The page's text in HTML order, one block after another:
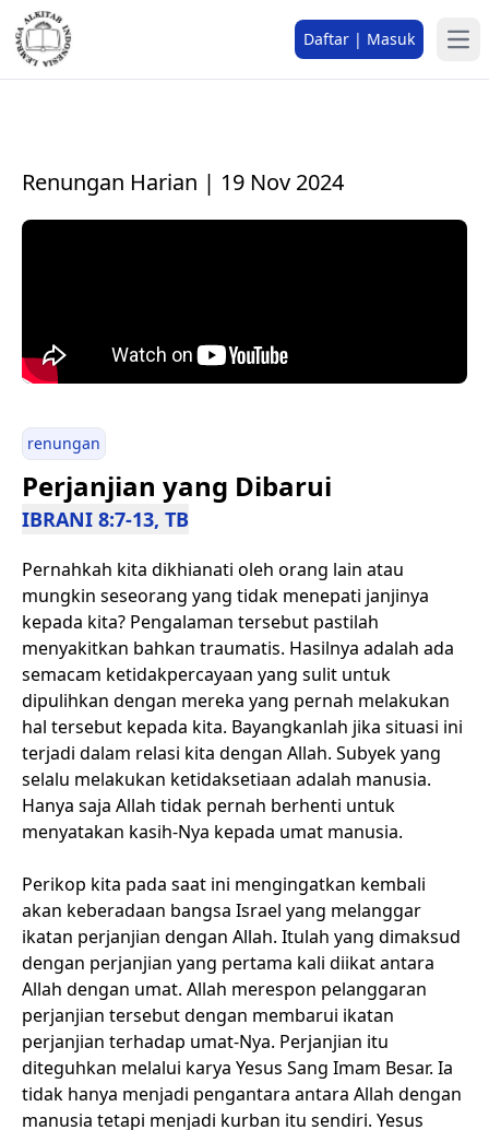
Daftar | Masuk
Renungan Harian | 19 Nov 2024
renungan
Perjanjian yang Dibarui
IBRANI 8:7-13, TB
Pernahkah kita dikhianati oleh orang lain atau
mungkin seseorang yang tidak menepati janjinya
kepada kita? Pengalaman tersebut pastilah
menyakitkan bahkan traumatis. Hasilnya adalah ada
semacam ketidakpercayaan yang sulit untuk
dipulihkan dengan mereka yang pernah melakukan
hal tersebut kepada kita. Bayangkanlah jika situasi ini
terjadi dalam relasi kita dengan Allah. Subyek yang
selalu melakukan ketidaksetiaan adalah manusia.
Hanya saja Allah tidak pernah berhenti untuk
menyatakan kasih-Nya kepada umat manusia.
Perikop kita pada saat ini mengingatkan kembali
akan keberadaan bangsa Israel yang melanggar
ikatan perjanjian dengan Allah. Itulah yang dimaksud
dengan perjanjian yang pertama kali diikat antara
Allah dengan umat. Allah merespon pelanggaran
perjanjian tersebut dengan membarui ikatan
perjanjian terhadap umat-Nya. Perjanjian itu
diteguhkan melalui karya Yesus Sang Imam Besar. Ia
tidak hanya menjadi pengantara antara Allah dengan
manusia tetapi menjadi kurban itu sendiri. Yesus